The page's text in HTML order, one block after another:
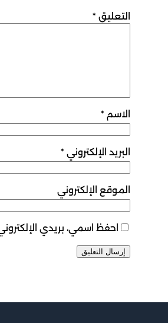
التعليق *
الاسم *
البريد الإلكتروني *
الموقع الإلكتروني
احفظ اسمي، بريدي